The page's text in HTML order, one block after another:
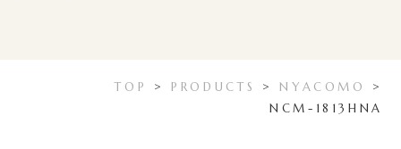
TOP >PRODUCTS >NYACOMO
>
NCM-1813HNA